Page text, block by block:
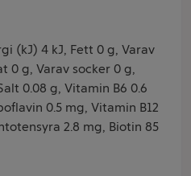
(kJ) 4 kJ, Fett 0 g, Varav
0 g, Varav socker 0 g,
0.08 g, Vitamin B6 0.6
0.5 mg, Vitamin B12
2.8 mg, Biotin 85